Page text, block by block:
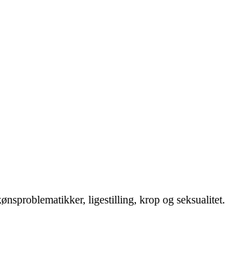
ligestilling, krop og seksualitet.